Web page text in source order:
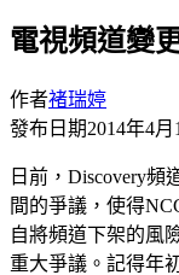
電視頻道變
作者褚瑞婷
發布日期2014年4月
日前，Discovery
間的爭議，使得
自將頻道下架的風
重大爭議。記得年